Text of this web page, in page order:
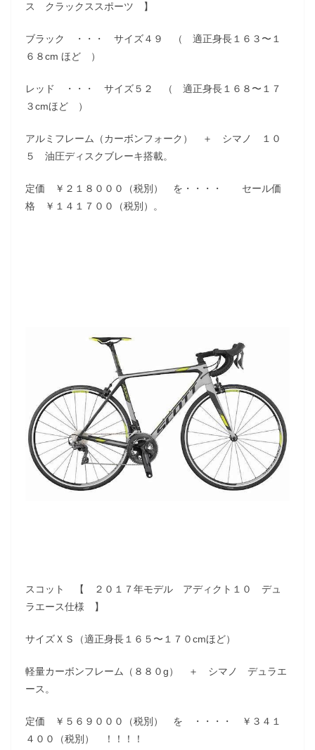
ス クラックススポーツ 】
ブラック ・・・ サイズ４９ （ 適正身長１６３〜１
６８cm ほど ）
レッド ・・・ サイズ５２ （ 適正身長１６８〜１７
３cmほど ）
アルミフレーム（カーボンフォーク） ＋ シマノ １０
５ 油圧ディスクブレーキ搭載。
定価 ￥２１８０００（税別） を・・・・ セール価
格 ￥１４１７００（税別）。
スコット 【 ２０１７年モデル アディクト１０ デュ
ラエース仕様 】
サイズＸＳ（適正身長１６５〜１７０cmほど）
軽量カーボンフレーム（８８０g） ＋ シマノ デュラエ
ース。
定価 ￥５６９０００（税別） を ・・・・ ￥３４１
４００（税別） ！！！！